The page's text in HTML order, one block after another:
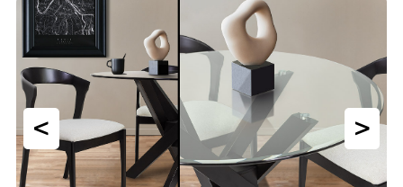
< >